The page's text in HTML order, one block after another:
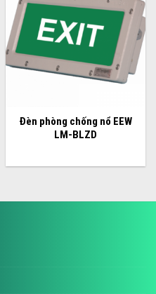
Đèn phòng chống nổ EEW
LM-BLZD